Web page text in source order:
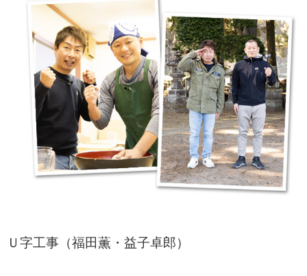
Ｕ字工事（福田薫・益子卓郎）